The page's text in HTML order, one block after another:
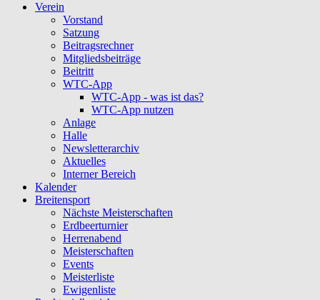
Verein
Vorstand
Satzung
Beitragsrechner
Mitgliedsbeiträge
Beitritt
WTC-App
WTC-App - was ist das?
WTC-App nutzen
Anlage
Halle
Newsletterarchiv
Aktuelles
Interner Bereich
Kalender
Breitensport
Nächste Meisterschaften
Erdbeerturnier
Herrenabend
Meisterschaften
Events
Meisterliste
Ewigenliste